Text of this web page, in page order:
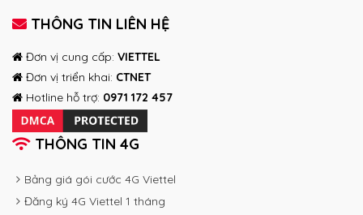
THÔNG TIN LIÊN HỆ
Đơn vị cung cấp: VIETTEL
Đơn vị triển khai: CTNET
Hotline hỗ trợ: 0971 172 457
THÔNG TIN 4G
Bảng giá gói cước 4G Viettel
Đăng ký 4G Viettel 1 tháng